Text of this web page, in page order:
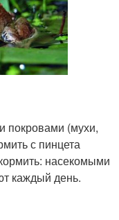
покровами (мухи,
с пинцета
насекомыми
каждый день.